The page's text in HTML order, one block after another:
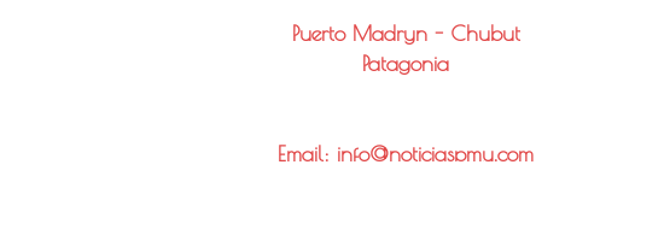
Puerto Madryn - Chubut
Patagonia
Email: info@noticiaspmy.com